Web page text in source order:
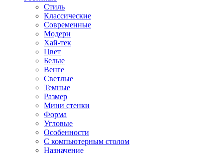
Стиль
Классические
Современные
Модерн
Хай-тек
Цвет
Белые
Венге
Светлые
Темные
Размер
Мини стенки
Форма
Угловые
Особенности
С компьютерным столом
Назначение